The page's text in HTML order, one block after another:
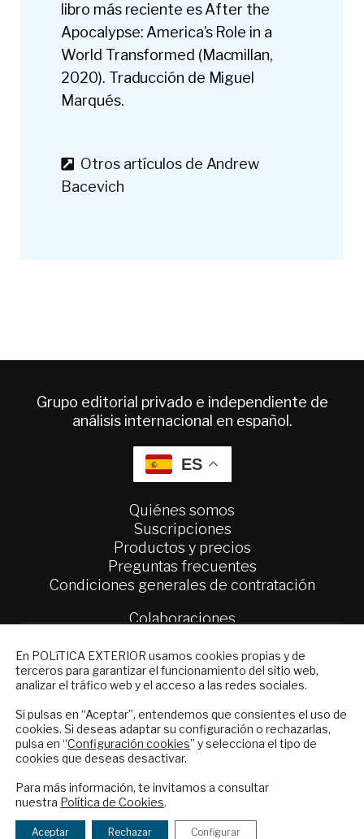
libro más reciente es After the
Apocalypse: America’s Role in a
World Transformed (Macmillan,
2020). Traducción de Miguel
Marqués.
Otros artículos de Andrew
Bacevich
Grupo editorial privado e independiente de
análisis internacional en español.
ES
Quiénes somos
Suscripciones
Productos y precios
Preguntas frecuentes
Condiciones generales de contratación
Colaboraciones
Contacto
Política Exterior
Informe Semanal de Política Exterior
Afkar/Ideas
© 2026 - Fundación Análisis de Política
Exterior. Todos los derechos reservados
Legal|Política de Privacidad y de Cookies
En POLíTICA EXTERIOR usamos cookies propias y de
terceros para garantizar el funcionamiento del sitio web,
analizar el tráfico web y el acceso a las redes sociales.
Si pulsas en “Aceptar”, entendemos que consientes el uso de
cookies. Si deseas adaptar su configuración o rechazarlas,
pulsa en “Configuración cookies” y selecciona el tipo de
cookies que deseas desactivar.
Para más información, te invitamos a consultar
nuestra Política de Cookies.
Aceptar Rechazar Configurar
NEWSLETTER
Suscríbase a nuestro boletín electrónico y
reciba en su correo el mejor análisis
internacional en español.
Checkbox
acepto
política de privacidad